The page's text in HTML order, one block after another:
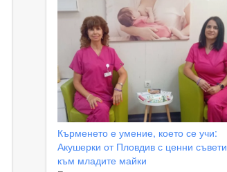
Кърменето е умение, което се учи:
Акушерки от Пловдив с ценни съвети
към младите майки